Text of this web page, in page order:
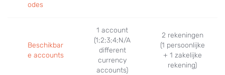
odes
Beschikbar
e accounts
1 account
(1;2;3;4;N/A
different
currency
accounts)
2 rekeningen
(1 persoonlijke
+ 1 zakelijke
rekening)